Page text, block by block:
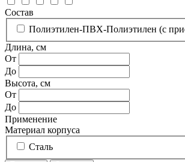
Состав
Полиэтилен-ПВХ-Полиэтилен (с
Длина, см
От
До
Высота, см
От
До
Применение
Материал корпуса
Сталь